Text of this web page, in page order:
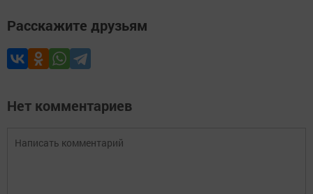
Расскажите друзьям
Нет комментариев